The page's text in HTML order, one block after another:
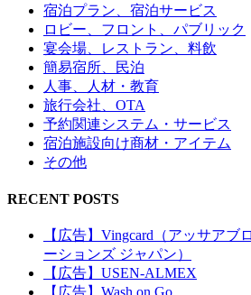
宿泊プラン、宿泊サービス
ロビー、フロント、パブリック
宴会場、レストラン、料飲
簡易宿所、民泊
人事、人材・教育
旅行会社、OTA
予約関連システム・サービス
宿泊施設向け商材・アイテム
その他
RECENT POSTS
【広告】Vingcard（アッサアブ
ーションズ ジャパン）
【広告】USEN-ALMEX